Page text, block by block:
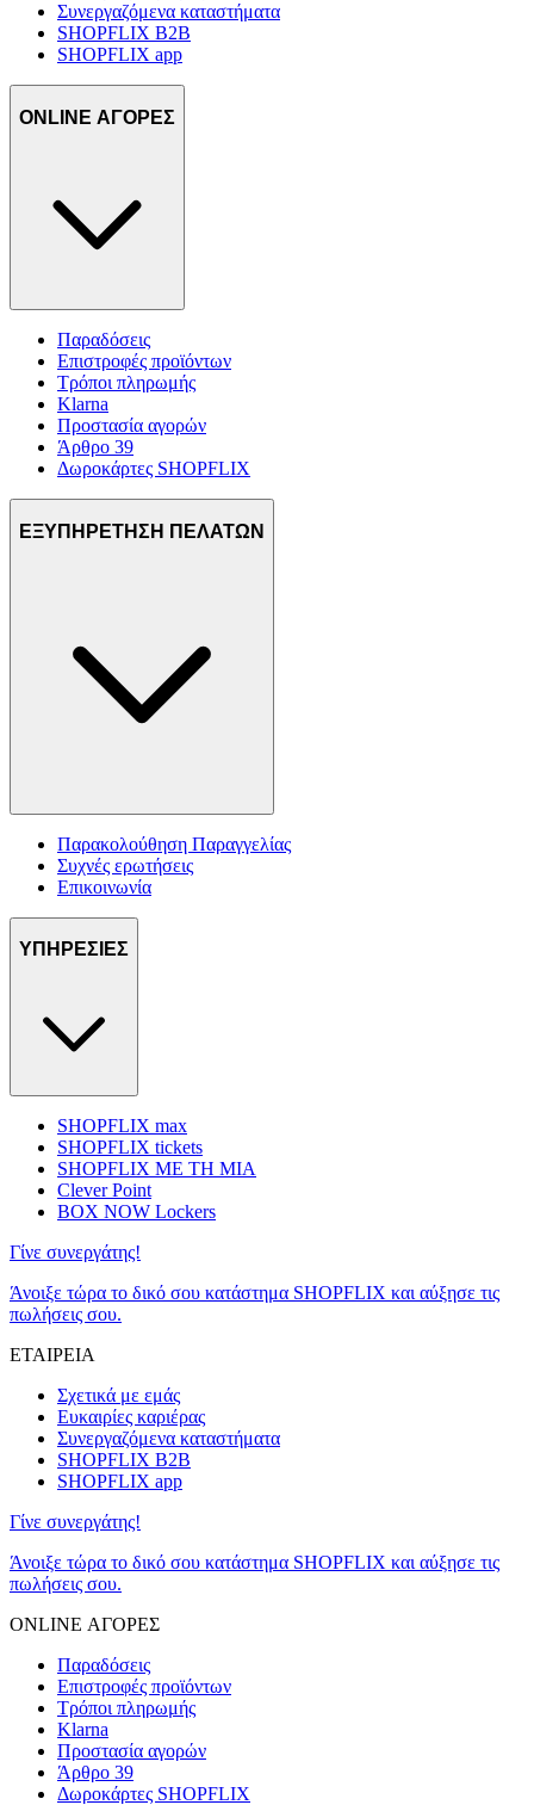
Συνεργαζόμενα καταστήματα
SHOPFLIX B2B
SHOPFLIX app
ONLINE ΑΓΟΡΕΣ
Παραδόσεις
Επιστροφές προϊόντων
Τρόποι πληρωμής
Klarna
Προστασία αγορών
Άρθρο 39
Δωροκάρτες SHOPFLIX
ΕΞΥΠΗΡΕΤΗΣΗ ΠΕΛΑΤΩΝ
Παρακολούθηση Παραγγελίας
Συχνές ερωτήσεις
Επικοινωνία
ΥΠΗΡΕΣΙΕΣ
SHOPFLIX max
SHOPFLIX tickets
SHOPFLIX ΜΕ ΤΗ ΜΙΑ
Clever Point
BOX NOW Lockers
Γίνε συνεργάτης!
Άνοιξε τώρα το δικό σου κατάστημα SHOPFLIX και αύξησε τις
πωλήσεις σου.
ΕΤΑΙΡΕΙΑ
Σχετικά με εμάς
Ευκαιρίες καριέρας
Συνεργαζόμενα καταστήματα
SHOPFLIX B2B
SHOPFLIX app
Γίνε συνεργάτης!
Άνοιξε τώρα το δικό σου κατάστημα SHOPFLIX και αύξησε τις
πωλήσεις σου.
ONLINE ΑΓΟΡΕΣ
Παραδόσεις
Επιστροφές προϊόντων
Τρόποι πληρωμής
Klarna
Προστασία αγορών
Άρθρο 39
Δωροκάρτες SHOPFLIX